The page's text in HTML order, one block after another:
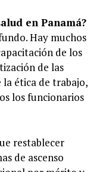
en Panamá?
Hay muchos
de los
de las
ética de trabajo,
los funcionarios
restablecer
de ascenso